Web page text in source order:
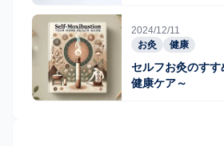
2024/12/11
お灸
健康
セルフお灸のす
健康ケア～